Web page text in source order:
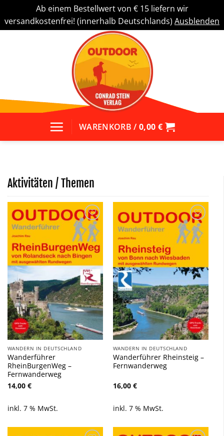
Ab einem Bestellwert von € 15 liefern wir
versandkostenfrei! (innerhalb Deutschlands) Ausblenden
WARENKORB / 0,00 €
Aktivitäten / Themen
Zu
Wunschliste
hinzufügen
WANDERN IN DEUTSCHLAND
Wanderführer
RheinBurgenWeg –
Fernwanderweg
14,00 €
inkl. 7 % MwSt.
Zu
Wunschliste
hinzufügen
WANDERN IN DEUTSCHLAND
Wanderführer Rheinsteig –
Fernwanderweg
16,00 €
inkl. 7 % MwSt.